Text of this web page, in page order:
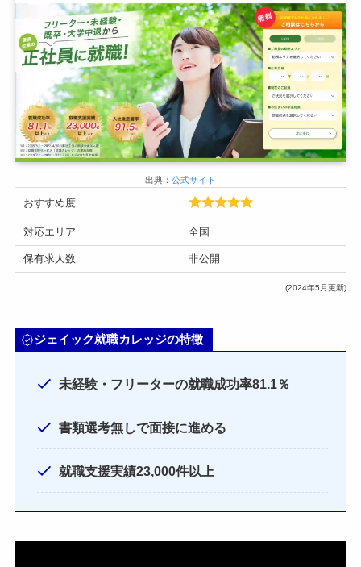
出典： 公式サイト
おすすめ度
対応エリア 全国
保有求人数 非公開
(2024年5月更新)
ジェイック就職カレッジの特徴
未経験・フリーターの就職成功率81.1％
書類選考無しで面接に進める
就職支援実績23,000件以上